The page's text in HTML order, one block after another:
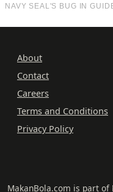
About
Contact
Careers
Terms and Conditions
Privacy Policy
MakanBola.com is part of